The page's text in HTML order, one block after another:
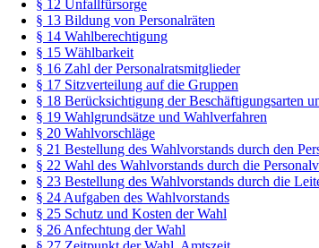
§ 12 Unfallfürsorge
§ 13 Bildung von Personalräten
§ 14 Wahlberechtigung
§ 15 Wählbarkeit
§ 16 Zahl der Personalratsmitglieder
§ 17 Sitzverteilung auf die Gruppen
§ 18 Berücksichtigung der Beschäftigungsarten
§ 19 Wahlgrundsätze und Wahlverfahren
§ 20 Wahlvorschläge
§ 21 Bestellung des Wahlvorstands durch den
§ 22 Wahl des Wahlvorstands durch die
§ 23 Bestellung des Wahlvorstands durch die
§ 24 Aufgaben des Wahlvorstands
§ 25 Schutz und Kosten der Wahl
§ 26 Anfechtung der Wahl